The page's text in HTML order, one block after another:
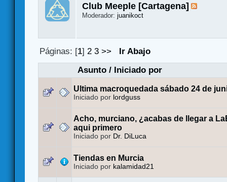
Club Meeple [Cartagena]
Moderador:juanikoct
Páginas: [1]2 3 >>
Ir Abajo
Asunto/ Iniciado por
Ultima macroquedada sábado 24 de
Iniciado por lordguss
Acho, murciano, ¿acabas de llegar a
aqui primero
Iniciado por Dr. DiLuca
Tiendas en Murcia
Iniciado por kalamidad21